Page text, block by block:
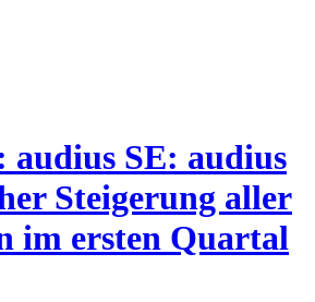
audius SE: audius
Steigerung aller
im ersten Quartal